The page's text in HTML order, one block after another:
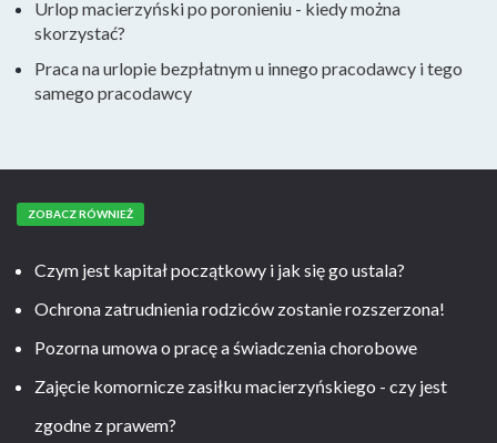
Urlop macierzyński po poronieniu - kiedy można
skorzystać?
Praca na urlopie bezpłatnym u innego pracodawcy i tego
samego pracodawcy
ZOBACZ RÓWNIEŻ
Czym jest kapitał początkowy i jak się go ustala?
Ochrona zatrudnienia rodziców zostanie rozszerzona!
Pozorna umowa o pracę a świadczenia chorobowe
Zajęcie komornicze zasiłku macierzyńskiego - czy jest
zgodne z prawem?